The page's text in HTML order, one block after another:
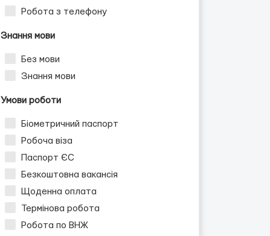
Робота з телефону
Знання мови
Без мови
Знання мови
Умови роботи
Біометричний паспорт
Робоча віза
Паспорт ЄС
Безкоштовна вакансія
Щоденна оплата
Термінова робота
Робота по ВНЖ